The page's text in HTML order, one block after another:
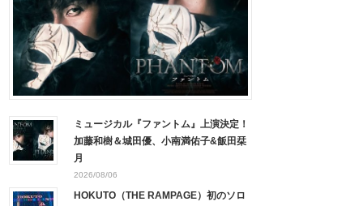
ミュージカル『ファントム』上演決定！
加藤和樹＆城田優、小南満佑子&飯田栞
月
2026/08/06
HOKUTO（THE RAMPAGE）初のソロ